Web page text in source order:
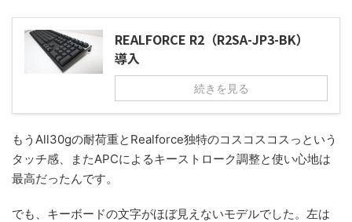
REALFORCE R2（R2SA-JP3-BK）
導入
続きを見る
もうAll30gの耐荷重とRealforce独特のコスコスコスっという
タッチ感、またAPCによるキーストローク調整と使い心地は
最高だったんです。
でも、キーボードの文字がほぼ見えないモデルでした。左は